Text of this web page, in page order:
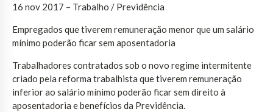
16 nov 2017 – Trabalho / Previdência
Empregados que tiverem remuneração menor que um salário
mínimo poderão ficar sem aposentadoria
Trabalhadores contratados sob o novo regime intermitente
criado pela reforma trabalhista que tiverem remuneração
inferior ao salário mínimo poderão ficar sem direito à
aposentadoria e benefícios da Previdência.